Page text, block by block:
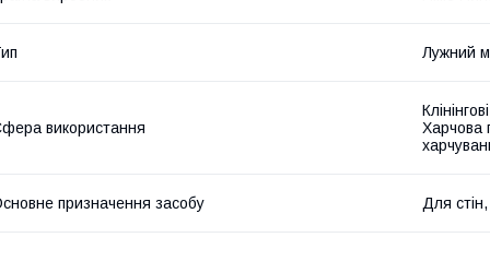
Лужний
використання
Харчова
призначення засобу Для